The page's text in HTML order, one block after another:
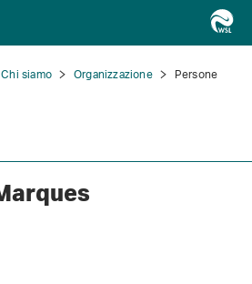
Chi siamo Organizzazione Persone